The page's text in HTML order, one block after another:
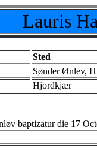
Lauris
Sted
Sønder Ønlev,
Hjordkjær
baptizatur die 17